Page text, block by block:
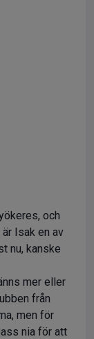
och
Isak en av
nu, kanske
mer eller
från
men för
nia för att